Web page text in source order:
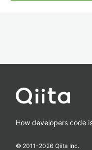
How developers code
© 2011-2026 Qiita Inc.